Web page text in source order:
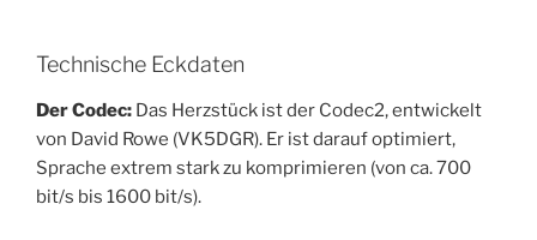
Technische Eckdaten
Der Codec: Das Herzstück ist der Codec2, entwickelt
von David Rowe (VK5DGR). Er ist darauf optimiert,
Sprache extrem stark zu komprimieren (von ca. 700
bit/s bis 1600 bit/s).